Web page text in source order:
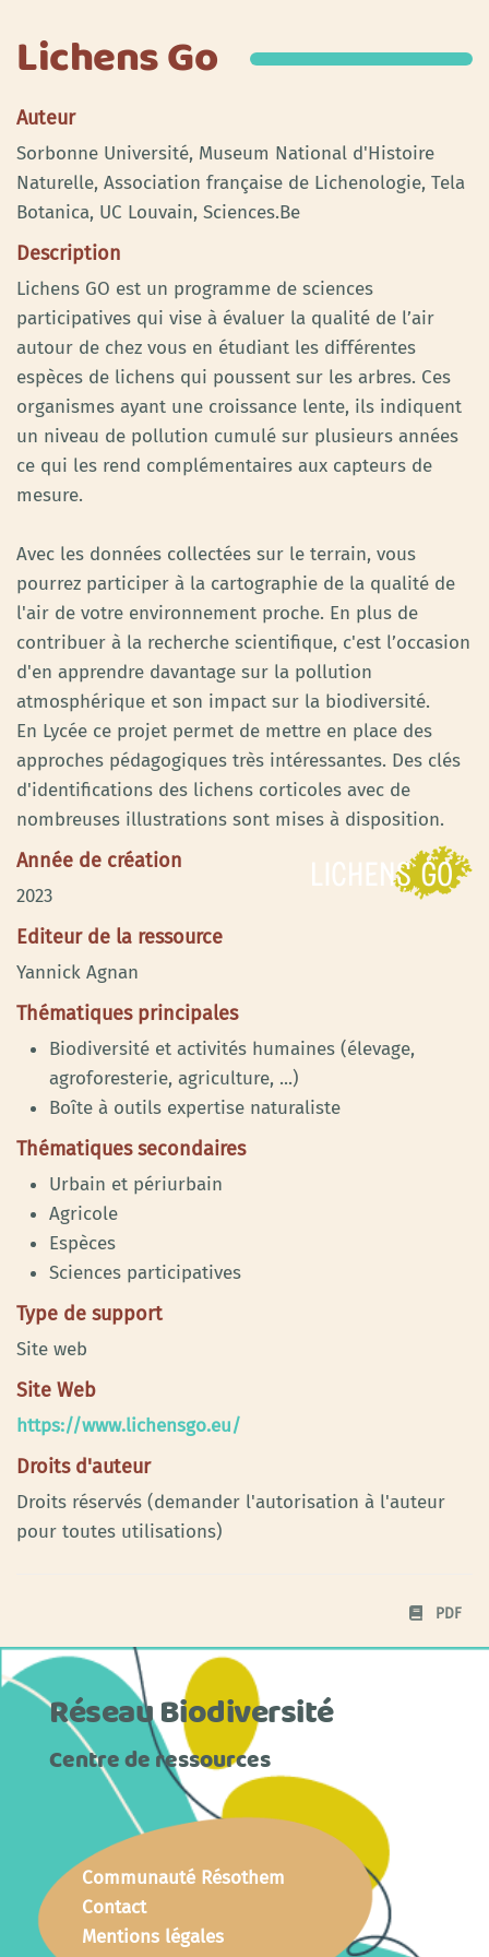
Lichens Go
Auteur
Sorbonne Université, Museum National d'Histoire
Naturelle, Association française de Lichenologie, Tela
Botanica, UC Louvain, Sciences.Be
Description
Lichens GO est un programme de sciences
participatives qui vise à évaluer la qualité de l’air
autour de chez vous en étudiant les différentes
espèces de lichens qui poussent sur les arbres. Ces
organismes ayant une croissance lente, ils indiquent
un niveau de pollution cumulé sur plusieurs années
ce qui les rend complémentaires aux capteurs de
mesure.
Avec les données collectées sur le terrain, vous
pourrez participer à la cartographie de la qualité de
l'air de votre environnement proche. En plus de
contribuer à la recherche scientifique, c'est l’occasion
d'en apprendre davantage sur la pollution
atmosphérique et son impact sur la biodiversité.
En Lycée ce projet permet de mettre en place des
approches pédagogiques très intéressantes. Des clés
d'identifications des lichens corticoles avec de
nombreuses illustrations sont mises à disposition.
Année de création
2023
Editeur de la ressource
Yannick Agnan
Thématiques principales
Biodiversité et activités humaines (élevage,
agroforesterie, agriculture, ...)
Boîte à outils expertise naturaliste
Thématiques secondaires
Urbain et périurbain
Agricole
Espèces
Sciences participatives
Type de support
Site web
Site Web
https://www.lichensgo.eu/
Droits d'auteur
Droits réservés (demander l'autorisation à l'auteur
pour toutes utilisations)
PDF
Réseau Biodiversité
Centre de ressources
Communauté Résothem
Contact
Mentions légales